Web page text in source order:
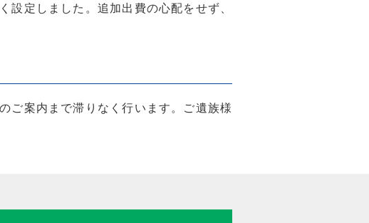
設定しました。追加出費の心配をせず、
ご案内まで滞りなく行います。ご遺族様